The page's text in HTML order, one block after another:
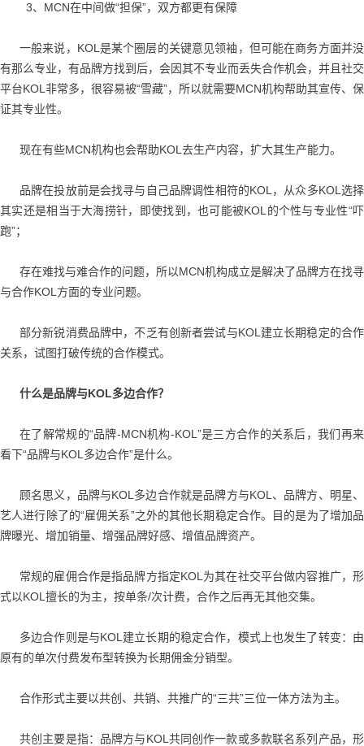
3、MCN在中间做“担保”，双方都更有保障
一般来说，KOL是某个圈层的关键意见领袖，但可能在商务方面并没
有那么专业，有品牌方找到后，会因其不专业而丢失合作机会，并且社交
平台KOL非常多，很容易被“雪藏”，所以就需要MCN机构帮助其宣传、保
证其专业性。
现在有些MCN机构也会帮助KOL去生产内容，扩大其生产能力。
品牌在投放前是会找寻与自己品牌调性相符的KOL，从众多KOL选择
其实还是相当于大海捞针，即使找到，也可能被KOL的个性与专业性“吓
跑”；
存在难找与难合作的问题，所以MCN机构成立是解决了品牌方在找寻
与合作KOL方面的专业问题。
部分新锐消费品牌中，不乏有创新者尝试与KOL建立长期稳定的合作
关系，试图打破传统的合作模式。
什么是品牌与KOL多边合作？
在了解常规的“品牌-MCN机构-KOL”是三方合作的关系后，我们再来
看下“品牌与KOL多边合作”是什么。
顾名思义，品牌与KOL多边合作就是品牌方与KOL、品牌方、明星、
艺人进行除了的“雇佣关系”之外的其他长期稳定合作。目的是为了增加品
牌曝光、增加销量、增强品牌好感、增值品牌资产。
常规的雇佣合作是指品牌方指定KOL为其在社交平台做内容推广，形
式以KOL擅长的为主，按单条/次计费，合作之后再无其他交集。
多边合作则是与KOL建立长期的稳定合作，模式上也发生了转变：由
原有的单次付费发布型转换为长期佣金分销型。
合作形式主要以共创、共销、共推广的“三共”三位一体方法为主。
共创主要是指：品牌方与KOL共同创作一款或多款联名系列产品，形